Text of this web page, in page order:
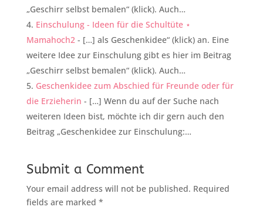
„Geschirr selbst bemalen“ (klick). Auch…
Einschulung - Ideen für die Schultüte ⋆
Mamahoch2 - […] als Geschenkidee“ (klick) an. Eine
weitere Idee zur Einschulung gibt es hier im Beitrag
„Geschirr selbst bemalen“ (klick). Auch…
Geschenkidee zum Abschied für Freunde oder für
die Erzieherin - […] Wenn du auf der Suche nach
weiteren Ideen bist, möchte ich dir gern auch den
Beitrag „Geschenkidee zur Einschulung:…
Submit a Comment
Your email address will not be published. Required
fields are marked *